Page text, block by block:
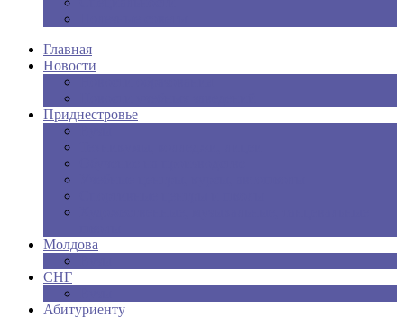
Главная
Новости
Приднестровье
Молдова
СНГ
Абитуриенту